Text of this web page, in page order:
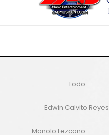
Todo
Edwin Calvito Reyes
Manolo Lezcano